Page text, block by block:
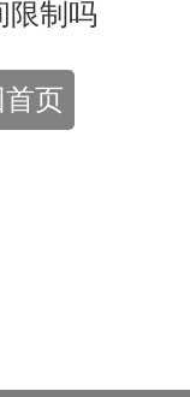
限制吗
页